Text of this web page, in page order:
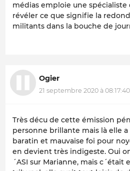
médias emploie une
révéler ce que signifie la
militants dans la bouche de
Ogier
21 septembre 2020 à 08:17:40
Très décu de cette émission
personne brillante mais là elle
baratin et mauvaise foi pour
en devient très indigeste. Oui
´ASI sur Marianne, mais c´était